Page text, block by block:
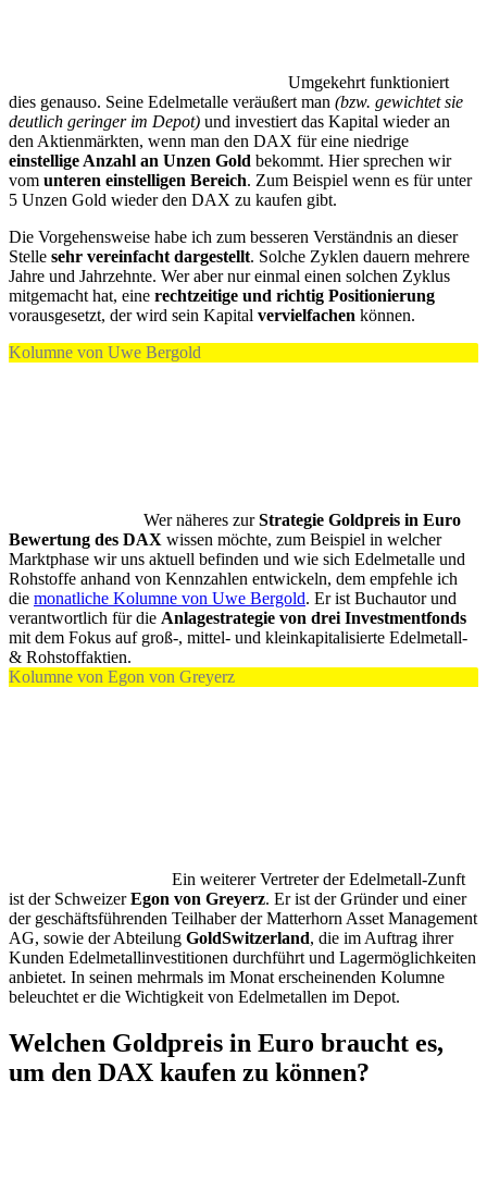
Umgekehrt funktioniert
dies genauso. Seine Edelmetalle veräußert man (bzw. gewichtet sie
deutlich geringer im Depot) und investiert das Kapital wieder an
den Aktienmärkten, wenn man den DAX für eine niedrige
einstellige Anzahl an Unzen Gold bekommt. Hier sprechen wir
vom unteren einstelligen Bereich. Zum Beispiel wenn es für unter
5 Unzen Gold wieder den DAX zu kaufen gibt.
Die Vorgehensweise habe ich zum besseren Verständnis an dieser
Stelle sehr vereinfacht dargestellt. Solche Zyklen dauern mehrere
Jahre und Jahrzehnte. Wer aber nur einmal einen solchen Zyklus
mitgemacht hat, eine rechtzeitige und richtig Positionierung
vorausgesetzt, der wird sein Kapital vervielfachen können.
Kolumne von Uwe Bergold
Wer näheres zurStrategie Goldpreis in Euro
Bewertung des DAX wissen möchte, zum Beispiel in welcher
Marktphase wir uns aktuell befinden und wie sich Edelmetalle und
Rohstoffe anhand von Kennzahlen entwickeln, dem empfehle ich
die monatliche Kolumne von Uwe Bergold. Er ist Buchautor und
verantwortlich für die Anlagestrategie von drei Investmentfonds
mit dem Fokus auf groß-, mittel- und kleinkapitalisierte Edelmetall-
& Rohstoffaktien.
Kolumne von Egon von Greyerz
Ein weiterer Vertreter der Edelmetall-Zunft
ist der SchweizerEgon von Greyerz. Er ist der Gründer und einer
der geschäftsführenden Teilhaber der Matterhorn Asset Management
AG, sowie der Abteilung GoldSwitzerland, die im Auftrag ihrer
Kunden Edelmetallinvestitionen durchführt und Lagermöglichkeiten
anbietet. In seinen mehrmals im Monat erscheinenden Kolumne
beleuchtet er die Wichtigkeit von Edelmetallen im Depot.
Welchen Goldpreis in Euro braucht es,
um den DAX kaufen zu können?